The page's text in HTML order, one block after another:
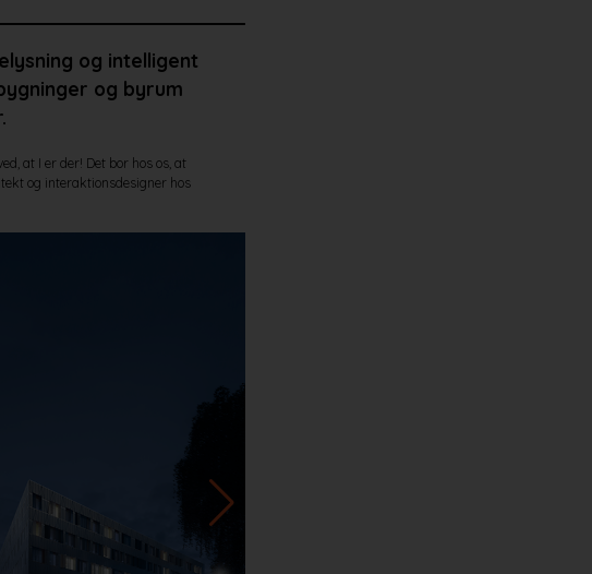
og intelligent
og byrum
at I er der! Det bor hos os, at
og interaktionsdesigner hos